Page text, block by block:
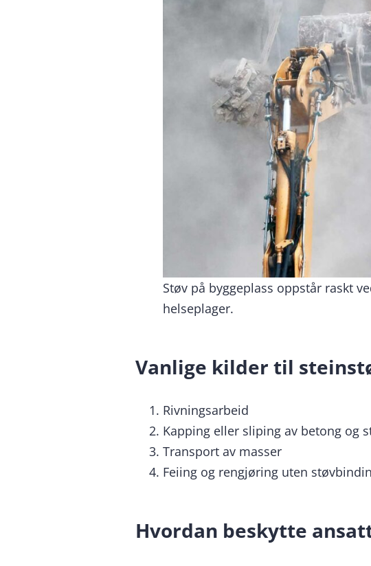
Støv på byggeplass oppstår raskt
helseplager.
Vanlige kilder til
Rivningsarbeid
Kapping eller sliping av betong og
Transport av masser
Feiing og rengjøring uten
Hvordan beskytte